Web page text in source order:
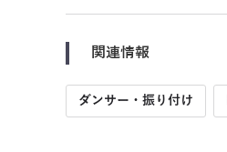
関連情報
ダンサー・振り付け